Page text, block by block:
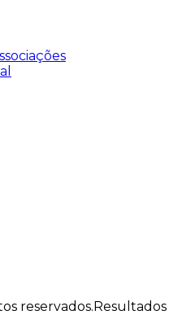
reservados.Resultados